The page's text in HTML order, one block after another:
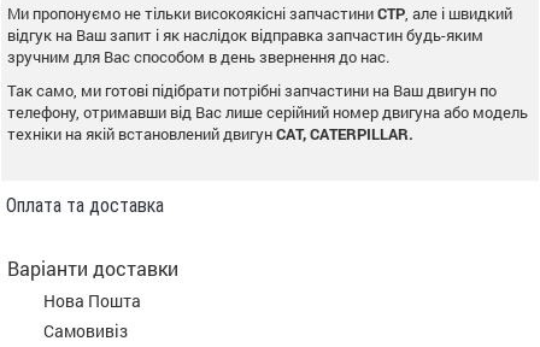
Ми пропонуємо не тільки високоякісні запчастиниCTP , але і швидкий
відгук на Ваш запит і як наслідок відправка запчастин будь-яким
зручним для Вас способом в день звернення до нас.
Так само, ми готові підібрати потрібні запчастини на Ваш двигун по
телефону, отримавши від Вас лише серійний номер двигуна або модель
техніки на якій встановлений двигунCAT, CATERPILLAR.
Оплата та доставка
Варіанти доставки
Нова Пошта
Самовивіз